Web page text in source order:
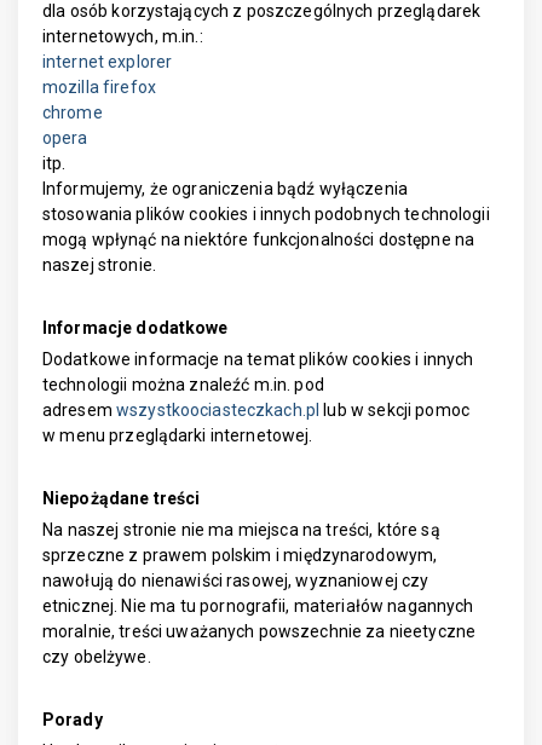
dla osób korzystających z poszczególnych przeglądarek
internetowych, m.in.:
internet explorer
mozilla firefox
chrome
opera
itp.
Informujemy, że ograniczenia bądź wyłączenia
stosowania plików cookies i innych podobnych technologii
mogą wpłynąć na niektóre funkcjonalności dostępne na
naszej stronie.
Informacje dodatkowe
Dodatkowe informacje na temat plików cookies i innych
technologii można znaleźć m.in. pod
adresemwszystkoociasteczkach.pl
lub w sekcji pomoc
w menu przeglądarki internetowej.
Niepożądane treści
Na naszej stronie nie ma miejsca na treści, które są
sprzeczne z prawem polskim i międzynarodowym,
nawołują do nienawiści rasowej, wyznaniowej czy
etnicznej. Nie ma tu pornografii, materiałów nagannych
moralnie, treści uważanych powszechnie za nieetyczne
czy obelżywe.
Porady